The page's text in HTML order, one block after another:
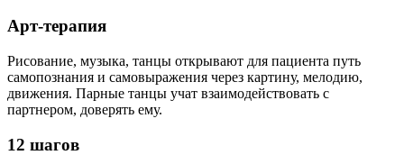
Арт-терапия
Рисование, музыка, танцы открывают для пациента путь
самопознания и самовыражения через картину, мелодию,
движения. Парные танцы учат взаимодействовать с
партнером, доверять ему.
12 шагов